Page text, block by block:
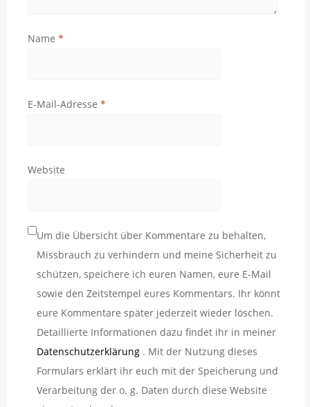
Name *
E-Mail-Adresse *
Website
Um die Übersicht über Kommentare zu behalten,
Missbrauch zu verhindern und meine Sicherheit zu
schützen, speichere ich euren Namen, eure E-Mail
sowie den Zeitstempel eures Kommentars. Ihr könnt
eure Kommentare später jederzeit wieder löschen.
Detaillierte Informationen dazu findet ihr in meiner
Datenschutzerklärung . Mit der Nutzung dieses
Formulars erklärt ihr euch mit der Speicherung und
Verarbeitung der o. g. Daten durch diese Website